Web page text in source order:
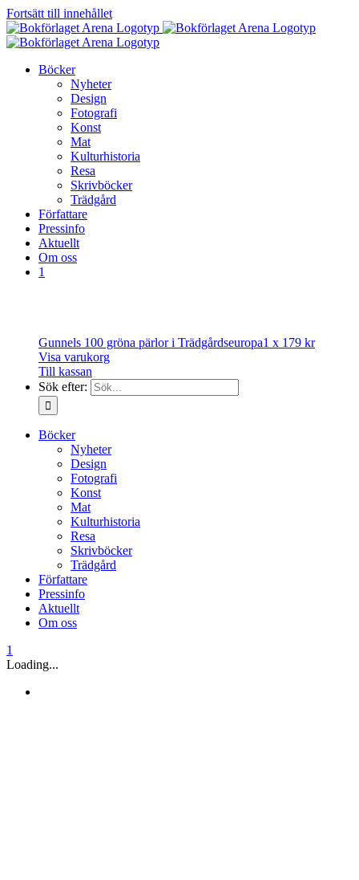
Fortsätt till innehållet
Böcker
Nyheter
Design
Fotografi
Konst
Mat
Kulturhistoria
Resa
Skrivböcker
Trädgård
Författare
Pressinfo
Aktuellt
Om oss
1
Gunnels 100 gröna pärlor i Trädgårdseuropa1 x 179 kr
Visa varukorg
Till kassan
Sök efter:
Böcker
Nyheter
Design
Fotografi
Konst
Mat
Kulturhistoria
Resa
Skrivböcker
Trädgård
Författare
Pressinfo
Aktuellt
Om oss
1
Loading...